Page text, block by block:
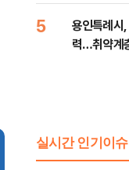
5
용인특례시
력…취약계